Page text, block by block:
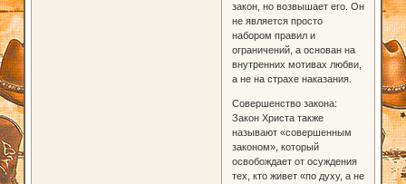
закон, но возвышает его. Он
не является просто
набором правил и
ограничений, а основан на
внутренних мотивах любви,
а не на страхе наказания.
Совершенство закона:
Закон Христа также
называют «совершенным
законом», который
освобождает от осуждения
тех, кто живет «по духу, а не